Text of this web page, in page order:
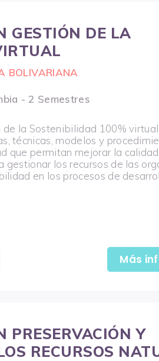
GESTIÓN DE LA
BOLIVARIANA
- 2 Semestres
de la Sostenibilidad 100%
técnicas, modelos y
que permitan mejorar la
gestionar los recursos de las
en los procesos de
Más
PRESERVACIÓN Y
RECURSOS